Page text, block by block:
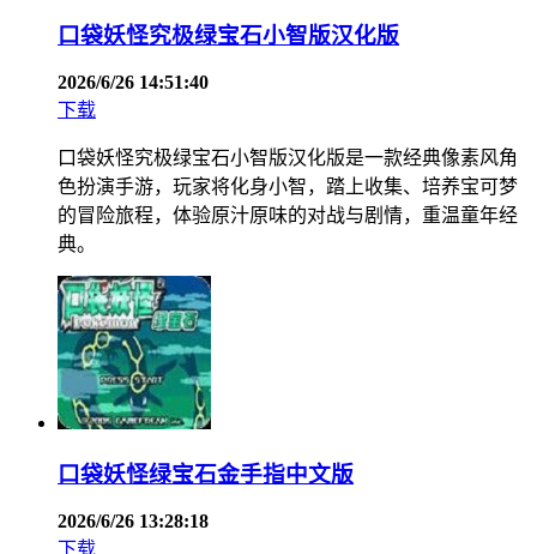
口袋妖怪究极绿宝石小智版汉化版
2026/6/26 14:51:40
下载
口袋妖怪究极绿宝石小智版汉化版是一款经典像素风角
色扮演手游，玩家将化身小智，踏上收集、培养宝可梦
的冒险旅程，体验原汁原味的对战与剧情，重温童年经
典。
口袋妖怪绿宝石金手指中文版
2026/6/26 13:28:18
下载